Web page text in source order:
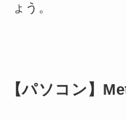
ょう。
【パソコン】